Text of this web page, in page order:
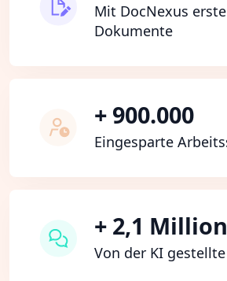
Mit DocNexus
Dokumente
+ 900.000
Eingesparte
+ 2,1
Von der KI